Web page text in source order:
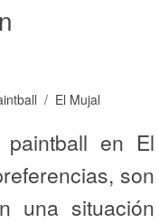
El Mujal
en El
son
una situación